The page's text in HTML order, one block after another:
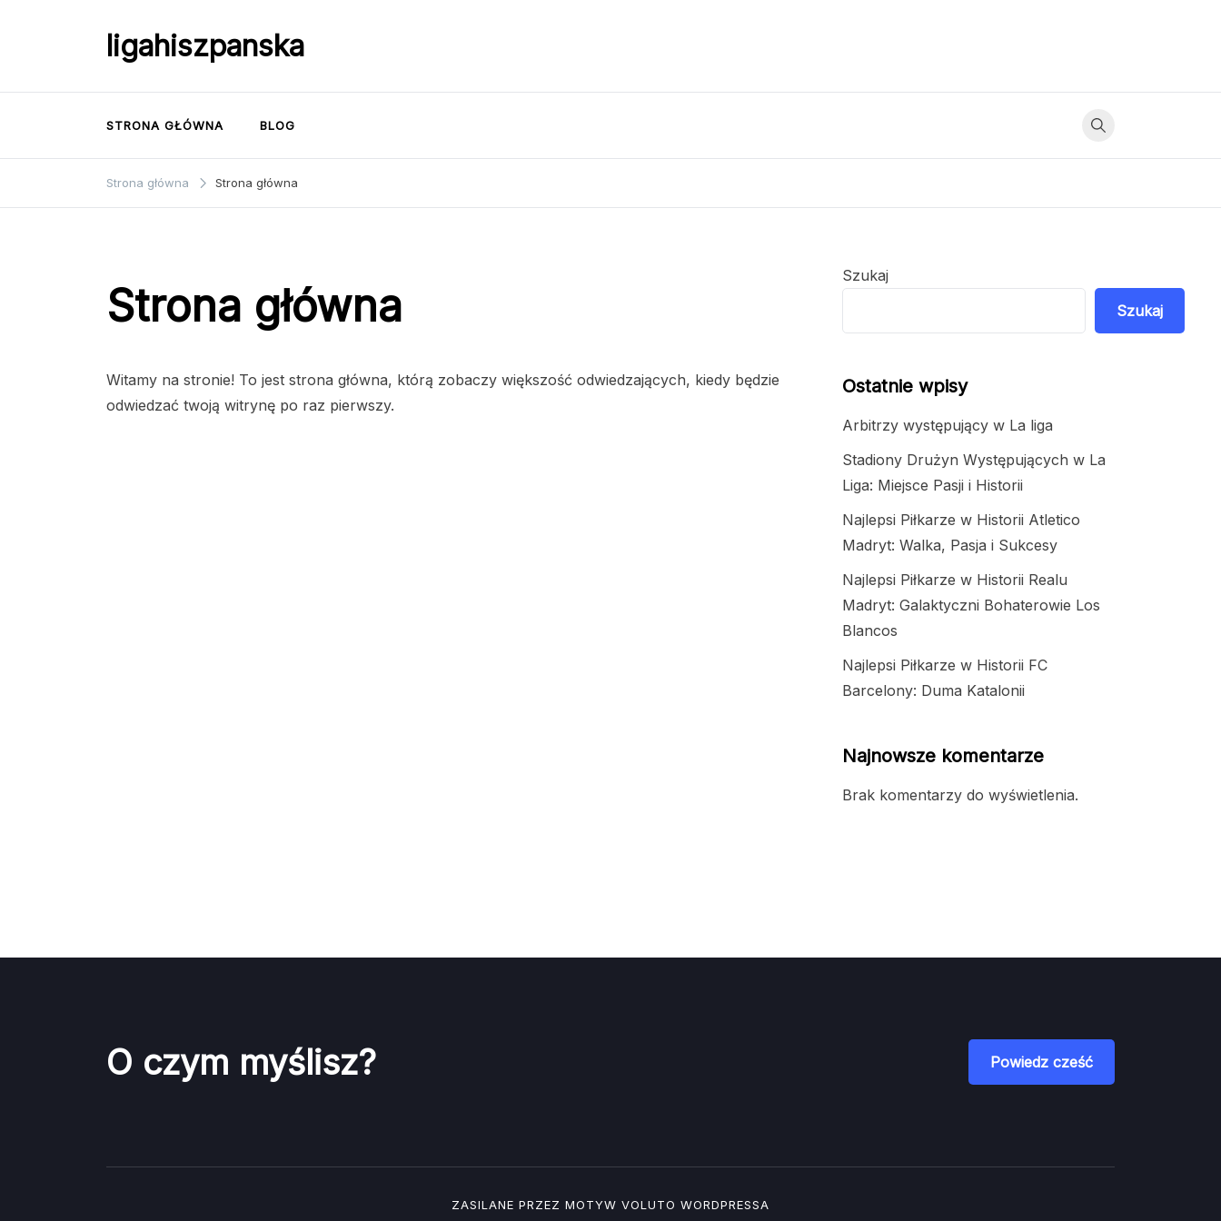
ligahiszpanska
STRONA GŁÓWNA BLOG
Strona główna Strona główna
Strona główna
Witamy na stronie! To jest strona główna, którą zobaczy większość odwiedzających, kiedy będzie
odwiedzać twoją witrynę po raz pierwszy.
Szukaj
Szukaj
Ostatnie wpisy
Arbitrzy występujący w La liga
Stadiony Drużyn Występujących w La
Liga: Miejsce Pasji i Historii
Najlepsi Piłkarze w Historii Atletico
Madryt: Walka, Pasja i Sukcesy
Najlepsi Piłkarze w Historii Realu
Madryt: Galaktyczni Bohaterowie Los
Blancos
Najlepsi Piłkarze w Historii FC
Barcelony: Duma Katalonii
Najnowsze komentarze
Brak komentarzy do wyświetlenia.
O czym myślisz? Powiedz cześć
ZASILANE PRZEZ MOTYW VOLUTO WORDPRESSA